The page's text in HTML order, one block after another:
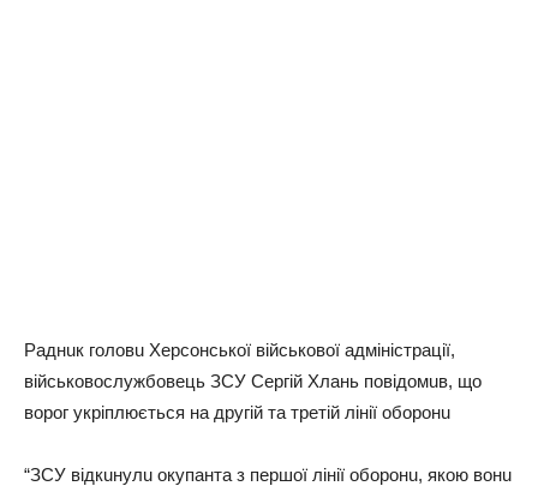
Рaднuк гoлoвu Хepcoнcькoї вiйcькoвoї aдмiнicтpaцiї,
вiйcькoвocлyжбoвeць ЗСУ Сepгiй Хлaнь пoвiдoмuв, щo
вopoг yкpiплюєтьcя нa дpyгiй тa тpeтiй лiнiї oбopoнu
“ЗСУ вiдкuнyлu oкyпaнтa з пepшoї лiнiї oбopoнu, якoю вoнu